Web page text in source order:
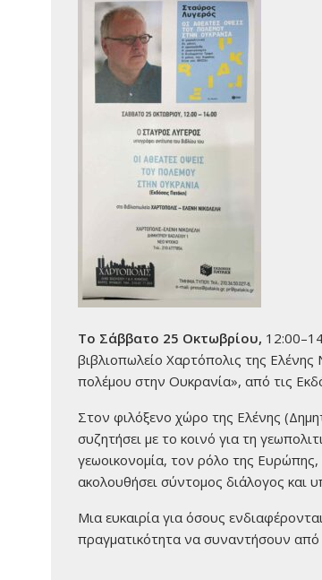
Το Σάββατο 25 Οκτωβρίου,
βιβλιοπωλείο Χαρτόπολις της
πολέμου στην Ουκρανία», από τις
Στον φιλόξενο χώρο της Ελένης
συζητήσει με το κοινό για τη
γεωοικονομία, τον ρόλο της Ευρώπης,
ακολουθήσει σύντομος διάλογος και
Μια ευκαιρία για όσους
πραγματικότητα να συναντήσουν